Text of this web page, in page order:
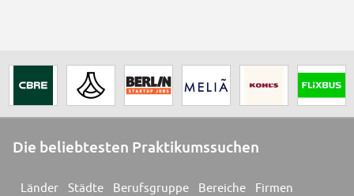
Die beliebtesten Praktikumssuchen
Länder Städte Berufsgruppe Bereiche Firmen